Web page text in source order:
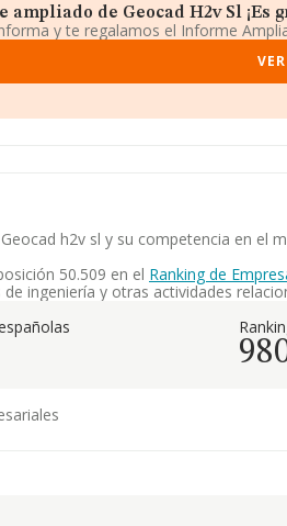
ampliado de Geocad H2v Sl ¡Es
y te regalamos el Informe
h2v sl y su competencia en el
50.509 en el Ranking de
de ingeniería y otras actividades